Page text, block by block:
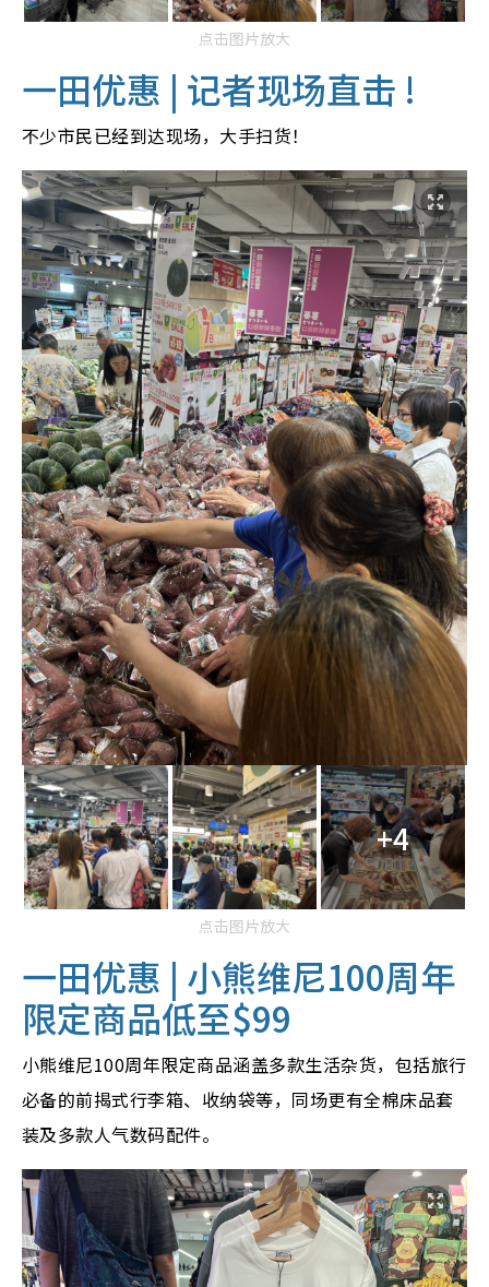
点击图片放大
一田优惠 | 记者现场直击 !
不少市民已经到达现场，大手扫货！
+4
点击图片放大
一田优惠 | 小熊维尼100周年
限定商品低至$99
小熊维尼100周年限定商品涵盖多款生活杂货， 包括旅行
必备的前揭式行李箱、收纳袋等，同场更有全棉床品套
装及多款人气数码配件。